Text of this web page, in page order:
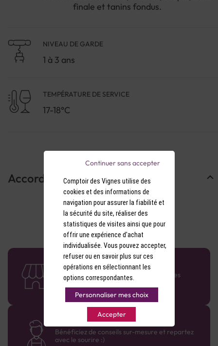
finale et tanins fondus.
NIVEAU DE GARDE
1 à 3 ans
TEMPÉRATURE DE SERVICE
17-18°C
Accords Mets & Vins
58 caves en France
Retrouvez le réseau Comptoir des Vignes
partout en France !
Des cavistes à votre écoute
Bénéficiez de conseils sur-mesure et repartez
avec le sourire :)
Comptoir des Vignes utilise des
cookies et des informations de
navigation pour assurer la fiabilité et
la sécurité du site, réaliser des
statistiques de visites ainsi que pour
offrir une expérience d'achat
individualisée. Vous pouvez accepter,
refuser ou en savoir plus sur ces
opérations en sélectionnant les
options correspondantes.
Personnaliser mes choix
Accepter
Continuer sans accepter